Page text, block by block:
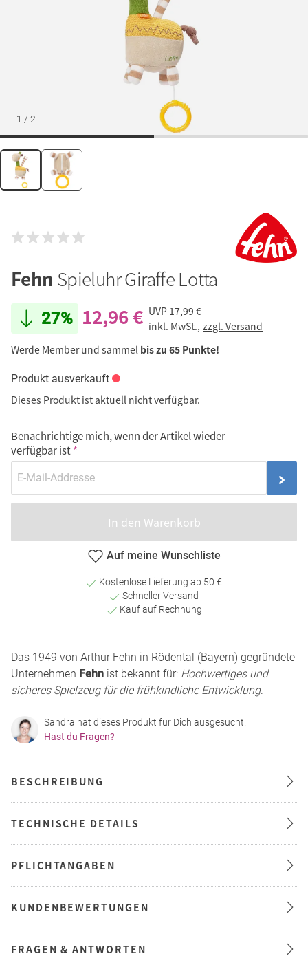
1 / 2
Fehn Spieluhr Giraffe Lotta
27% 12,96 € UVP 17,99 €
inkl. MwSt., zzgl. Versand
Werde Member und sammel bis zu 65 Punkte!
Produkt ausverkauft
Dieses Produkt ist aktuell nicht verfügbar.
Benachrichtige mich, wenn der Artikel wieder
verfügbar ist
In den Warenkorb
Auf meine Wunschliste
Kostenlose Lieferung ab 50 €
Schneller Versand
Kauf auf Rechnung
Das 1949 von Arthur Fehn in Rödental (Bayern) gegründete
Unternehmen Fehn ist bekannt für: Hochwertiges und
sicheres Spielzeug für die frühkindliche Entwicklung.
Sandra hat dieses Produkt für Dich ausgesucht.
Hast du Fragen?
BESCHREIBUNG
TECHNISCHE DETAILS
PFLICHTANGABEN
KUNDENBEWERTUNGEN
FRAGEN & ANTWORTEN